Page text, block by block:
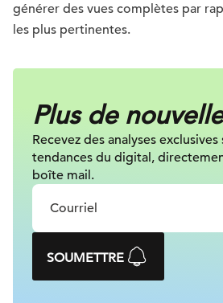
générer des vues complètes par
les plus pertinentes.
Plus de
Recevez des analyses exclusives
tendances du digital,
boîte mail.
SOUMETTRE